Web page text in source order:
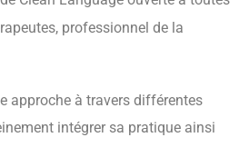
professionnel de la
approche à travers différentes
intégrer sa pratique ainsi